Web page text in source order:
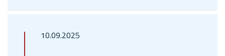
10.09.2025